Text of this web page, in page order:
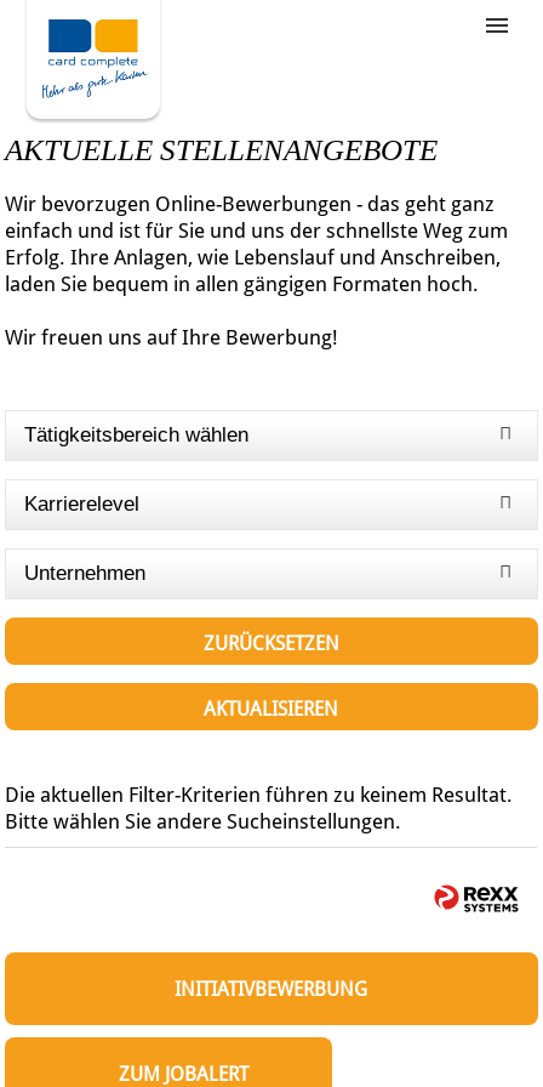
Stellenangebote
Unternehmensziele
Wie bewerbe ich mich
AKTUELLE STELLENANGEBOTE
Wir bevorzugen Online-Bewerbungen - das geht ganz
einfach und ist für Sie und uns der schnellste Weg zum
Erfolg. Ihre Anlagen, wie Lebenslauf und Anschreiben,
laden Sie bequem in allen gängigen Formaten hoch.
Wir freuen uns auf Ihre Bewerbung!
Tätigkeitsbereich wählen
Karrierelevel
Unternehmen
ZURÜCKSETZEN
AKTUALISIEREN
Die aktuellen Filter-Kriterien führen zu keinem Resultat.
Bitte wählen Sie andere Sucheinstellungen.
INITIATIVBEWERBUNG
ZUM JOBALERT